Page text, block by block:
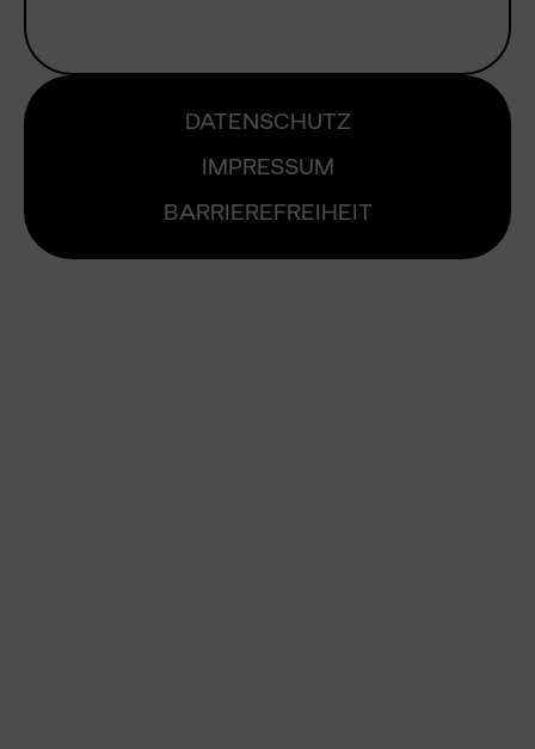
DATENSCHUTZ
IMPRESSUM
BARRIEREFREIHEIT